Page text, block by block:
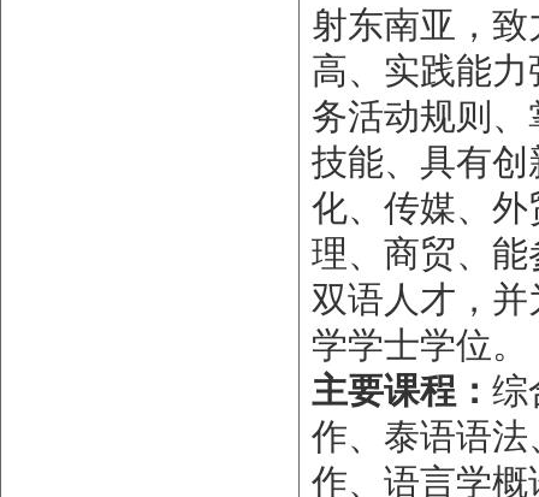
射东南亚，
高、实践能
务活动规则
技能、具有
化、传媒、
理、商贸、
双语人才，
学学士学位。
主要课程： 综
作、泰语语
作、语言学